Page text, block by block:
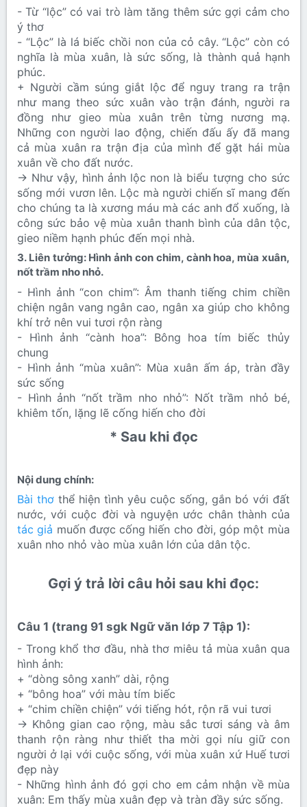
Khách qua đường ơi! Em tôi đây,
Chân em: cỏ mượt, mắt: hồ đầy.
Lòng em hóa cảnh chờ anh gặp,
Man mác hồn xuân ngọn gió hây.
- Từ “lộc” có vai trò làm tăng thêm sức gợi cảm cho
ý thơ
- “Lộc” là lá biếc chồi non của cỏ cây. “Lộc” còn có
nghĩa là mùa xuân, là sức sống, là thành quả hạnh
phúc.
+ Người cầm súng giắt lộc để nguy trang ra trận
như mang theo sức xuân vào trận đánh, người ra
đồng như gieo mùa xuân trên từng nương mạ.
Những con người lao động, chiến đấu ấy đã mang
cả mùa xuân ra trận địa của mình để gặt hái mùa
xuân về cho đất nước.
→ Như vậy, hình ảnh lộc non là biểu tượng cho sức
sống mới vươn lên. Lộc mà người chiến sĩ mang đến
cho chúng ta là xương máu mà các anh đổ xuống, là
công sức bảo vệ mùa xuân thanh bình của dân tộc,
gieo niềm hạnh phúc đến mọi nhà.
3. Liên tưởng: Hình ảnh con chim, cành hoa, mùa xuân,
nốt trầm nho nhỏ.​
- Hình ảnh “con chim”: Âm thanh tiếng chim chiền
chiện ngân vang ngân cao, ngân xa giúp cho không
khí trở nên vui tươi rộn ràng
- Hình ảnh “cành hoa”: Bông hoa tím biếc thủy
chung
- Hình ảnh “mùa xuân”: Mùa xuân ấm áp, tràn đầy
sức sống
- Hình ảnh “nốt trầm nho nhỏ”: Nốt trầm nhỏ bé,
khiêm tốn, lặng lẽ cống hiến cho đời
* Sau khi đọc​
Nội dung chính:​
Bài thơ thể hiện tình yêu cuộc sống, gắn bó với đất
nước, với cuộc đời và nguyện ước chân thành của
tác giả muốn được cống hiến cho đời, góp một mùa
xuân nho nhỏ vào mùa xuân lớn của dân tộc.
Gợi ý trả lời câu hỏi sau khi đọc:​
Câu 1 (trang 91 sgk Ngữ văn lớp 7 Tập 1):​
- Trong khổ thơ đầu, nhà thơ miêu tả mùa xuân qua
hình ảnh:
+ “dòng sông xanh” dài, rộng
+ “bông hoa” với màu tím biếc
+ “chim chiền chiện” với tiếng hót, rộn rã vui tươi
→ Không gian cao rộng, màu sắc tươi sáng và âm
thanh rộn ràng như thiết tha mời gọi níu giữ con
người ở lại với cuộc sống, với mùa xuân xứ Huế tươi
đẹp này
- Những hình ảnh đó gợi cho em cảm nhận về mùa
xuân: Em thấy mùa xuân đẹp và tràn đầy sức sống.